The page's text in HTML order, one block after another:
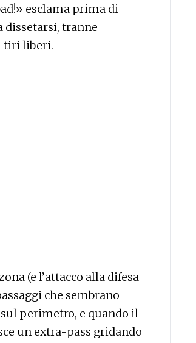
esclama prima di
dissetarsi, tranne
tiri liberi.
(e l’attacco alla difesa
che sembrano
perimetro, e quando il
un extra-pass gridando